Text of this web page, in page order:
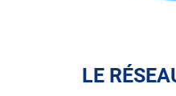
LE